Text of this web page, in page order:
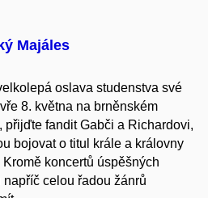
Majáles
oslava studenstva své
8. května na brněnském
přijďte fandit Gabči a Richardovi,
bojovat o titul krále a královny
Kromě koncertů úspěšných
napříč celou řadou žánrů